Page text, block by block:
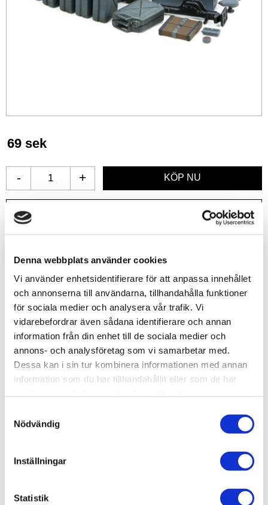
Denna webbplats använder cookies
Vi använder enhetsidentifierare för att anpassa innehållet
och annonserna till användarna, tillhandahålla funktioner
för sociala medier och analysera vår trafik. Vi
vidarebefordrar även sådana identifierare och annan
information från din enhet till de sociala medier och
annons- och analysföretag som vi samarbetar med.
Dessa kan i sin tur kombinera informationen med annan
information som du har tillhandahållit eller som de har
Nödvändig
Inställningar
Statistik
69 sek
+
-
Lägg till i favoriter
Artikelnr
Allmänt
Originally conceived for use by German forces during
WWII, the Jerry Can's design proved to be so good that
liter container was tough and compact, allowing them to
be easily stowed aboard vehicles. It had a simple but
effective lid mechanism with three handles. The early